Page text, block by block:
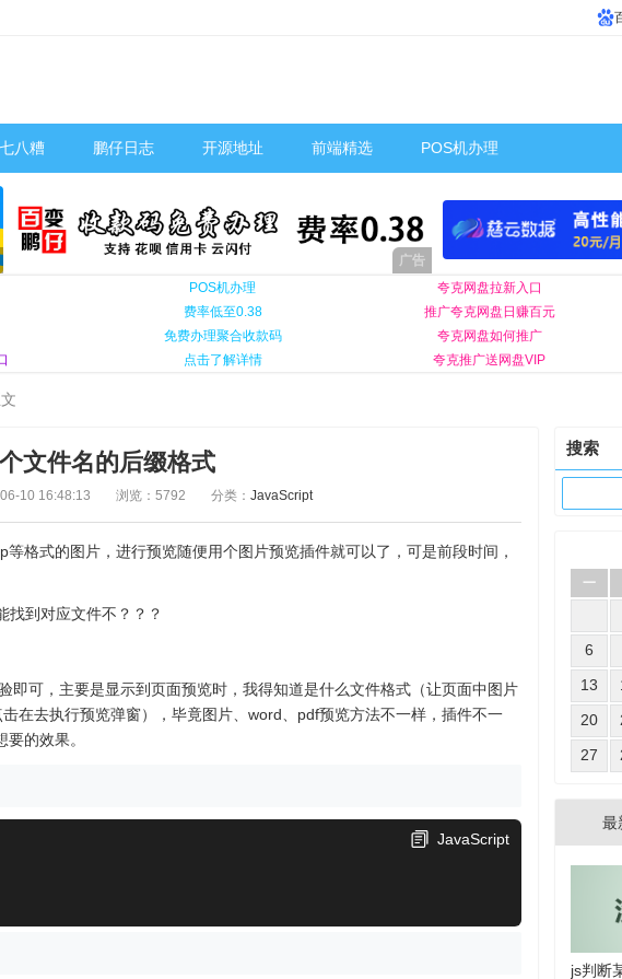
八糟 鹏仔日志 开源地址 前端精选 POS机办理
POS机办理
费率低至0.38
免费办理聚合收款码
点击了解详情
夸克网盘拉新入口
推广夸克网盘日赚百元
夸克网盘如何推广
夸克推广送网盘VIP
文件名的后缀格式
10 16:48:13 浏览：5792 分类：JavaScript
格式的图片，进行预览随便用个图片预览插件就可以了，可是前段时间，
找到对应文件不？？？
即可，主要是显示到页面预览时，我得知道是什么文件格式（让页面中图片
在去执行预览弹窗），毕竟图片、word、pdf预览方法不一样，插件不一
的效果。
JavaScript
搜索
一
6
13
20
27
最
js判断